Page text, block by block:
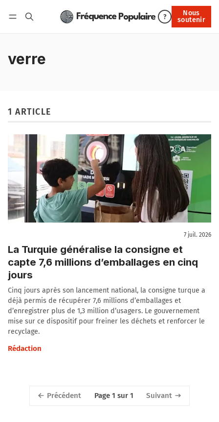
?
Nous
soutenir
Nous soutenir
verre
1 ARTICLE
7 juil. 2026
La Turquie généralise la consigne et
capte 7,6 millions d’emballages en cinq
jours
Cinq jours après son lancement national, la consigne turque a
déjà permis de récupérer 7,6 millions d’emballages et
d’enregistrer plus de 1,3 million d’usagers. Le gouvernement
mise sur ce dispositif pour freiner les déchets et renforcer le
recyclage.
Rédaction
Précédent Page 1 sur 1 Suivant